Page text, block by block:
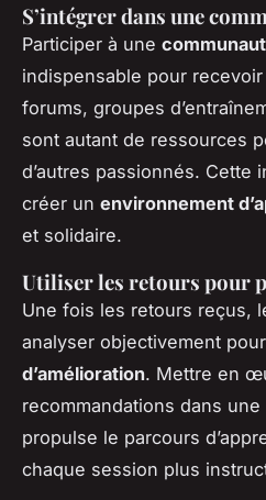
S’intégrer dans une
Participer à une
indispensable pour
forums, groupes
sont autant de ressources
d’autres passionnés. Cette
créer un environnement
et solidaire.
Utiliser les retours pour
Une fois les retours reçus,
analyser objectivement
d’amélioration. Mettre en
recommandations dans une
propulse le parcours
chaque session plus